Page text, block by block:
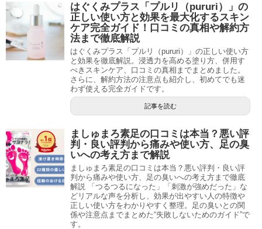
はぐくみプラス「プルリ（pururi）」の
正しい使い方と効果を最大化するスキン
ケア完全ガイド！口コミの真相や解約方
法まで徹底解説
はぐくみプラス「プルリ（pururi）」の正しい使い方
と効果を徹底解説。浸透力を高める塗り方、併用す
べきスキンケア、口コミの真相までまとめました。
さらに、解約方法の注意点も紹介し、初めてでも迷
わず使える完全ガイドです。
記事を読む
ましゅまろ素足の口コミは本当？悪い評
判・良い評判から痛みや使い方、足の臭
いへの考え方まで解説
ましゅまろ素足の口コミは本当？悪い評判・良い評
判から痛みや使い方、足の臭いへの考え方まで徹底
解説 「つるつるになった」「刺激が強めだった」な
どリアルな声を分析し、効果が出やすい人の特徴や
正しい使い方をわかりやすく整理。足の臭いとの関
係や注意点までまとめた“失敗しないためのガイド”で
す。